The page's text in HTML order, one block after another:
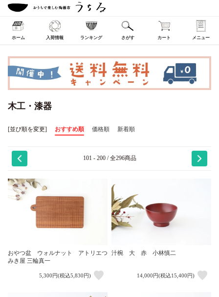
ホーム 入荷情報 ランキング さがす カート メニュー
木工・漆器
[並び順を変更] おすすめ順 価格順 新着順
101 - 200 / 全296商品
おやつ盆 ウォルナット アトリエつ
みき屋 三輪真一
5,300円(税込5,830円)
汁椀 大 赤 小林慎二
14,000円(税込15,400円)